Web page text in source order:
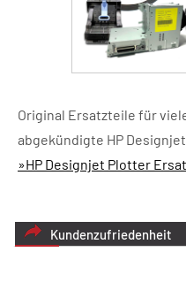
Original Ersatzteile für
abgekündigte HP
»HP Designjet Plotter
Kundenzufriedenheit